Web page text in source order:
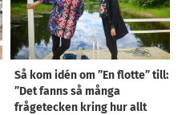
Så kom idén om ”En flotte” till:
”Det fanns så många
frågetecken kring hur allt